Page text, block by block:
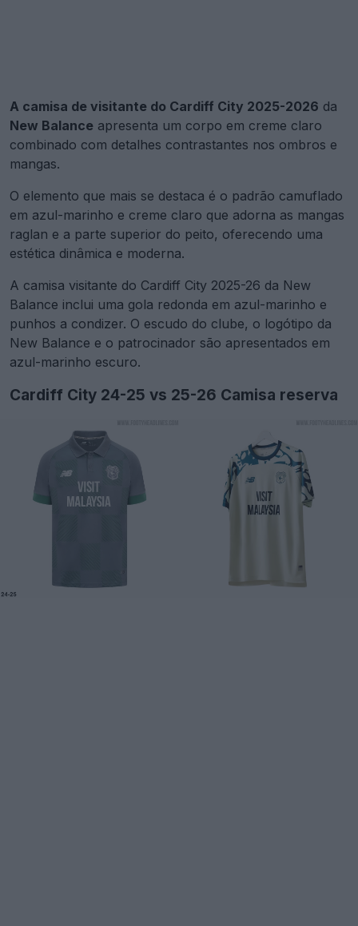
A camisa de visitante do Cardiff City 2025-2026 da
New Balance apresenta um corpo em creme claro
combinado com detalhes contrastantes nos ombros e
mangas.
O elemento que mais se destaca é o padrão camuflado
em azul-marinho e creme claro que adorna as mangas
raglan e a parte superior do peito, oferecendo uma
estética dinâmica e moderna.
A camisa visitante do Cardiff City 2025-26 da New
Balance inclui uma gola redonda em azul-marinho e
punhos a condizer. O escudo do clube, o logótipo da
New Balance e o patrocinador são apresentados em
azul-marinho escuro.
Cardiff City 24-25 vs 25-26 Camisa reserva